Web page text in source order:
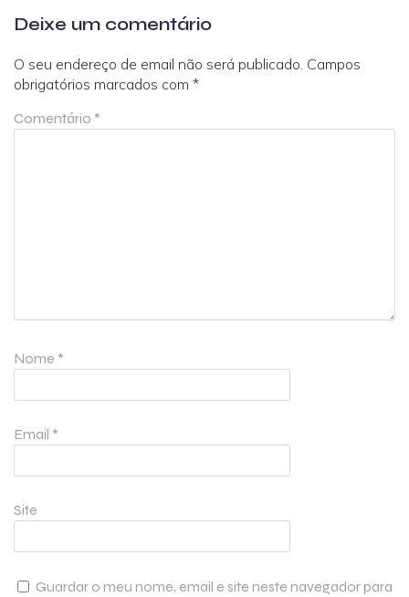
Deixe um comentário
O seu endereço de email não será publicado. Campos
obrigatórios marcados com *
Comentário *
Nome *
Email *
Site
Guardar o meu nome, email e site neste navegador para